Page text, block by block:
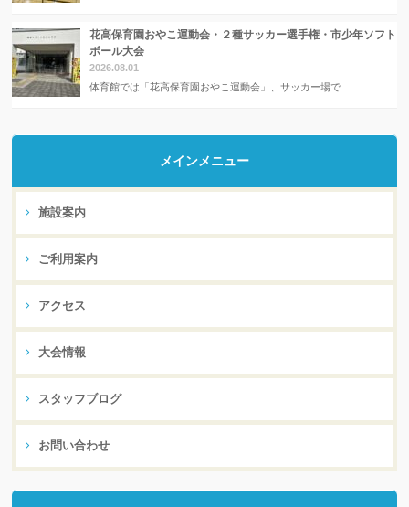
花高保育園おやこ運動会・２種サッカー選手権・市少年ソフト
ボール大会
2026.08.01
体育館では「花高保育園おやこ運動会」、サッカー場で …
メインメニュー
施設案内
ご利用案内
アクセス
大会情報
スタッフブログ
お問い合わせ